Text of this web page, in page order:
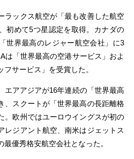
ラックス航空が「最も改善した航空
初めて5つ星認定を取得。カナダの
世界最高のレジャー航空会社」に3
は「世界最高の空港サービス」およ
サービス」を受賞した。
エアアジアが16年連続の「世界最高
、スクートが「世界最高の長距離格
。欧州ではユーロウイングスが初の
レジアント航空、南米はジェットス
優秀格安航空会社となった。